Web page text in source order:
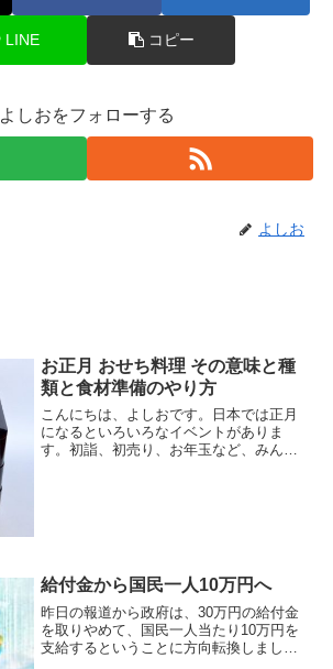
LINE コピー
よしおをフォローする
よしお
お正月 おせち料理 その意味と種
類と食材準備のやり方
こんにちは、よしおです。日本では正月
になるといろいろなイベントがありま
す。初詣、初売り、お年玉など、みんな
給付金から国民一人10万円へ
昨日の報道から政府は、30万円の給付金
を取りやめて、国民一人当たり10万円を
支給するということに方向転換しまし